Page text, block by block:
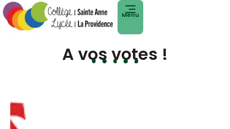
Menu
A vos votes !